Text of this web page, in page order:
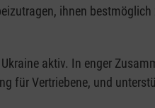
ihnen
aktiv. In enger
für Vertriebene, und